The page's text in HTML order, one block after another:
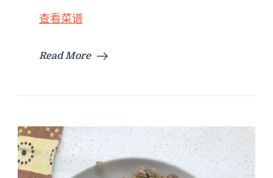
查看菜谱
Read More